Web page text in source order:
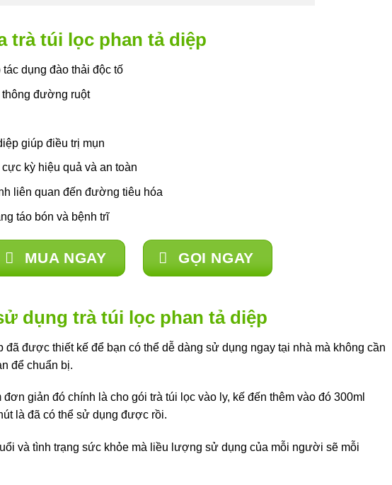
trà túi lọc phan tả diệp
dụng đào thải độc tố
đường ruột
giúp điều trị mụn
kỳ hiệu quả và an toàn
liên quan đến đường tiêu hóa
táo bón và bệnh trĩ
MUA NGAY GỌI NGAY
dụng trà túi lọc phan tả diệp
đã được thiết kế để bạn có thể dễ dàng sử dụng ngay tại nhà mà không cần
để chuẩn bị.
giản đó chính là cho gói trà túi lọc vào ly, kế đến thêm vào đó 300ml
là đã có thể sử dụng được rồi.
và tình trạng sức khỏe mà liều lượng sử dụng của mỗi người sẽ mỗi